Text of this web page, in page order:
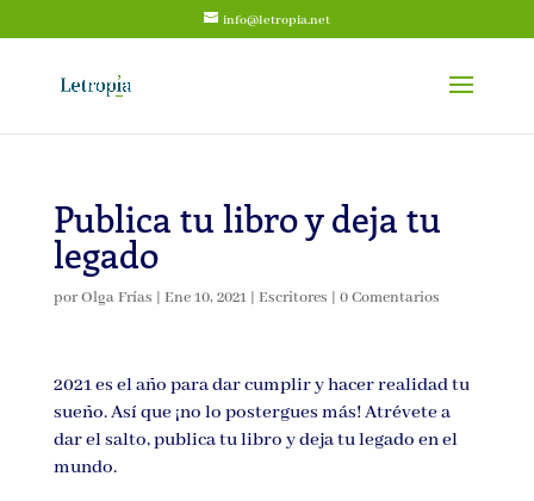
info@letropia.net
Publica tu libro y deja tu
legado
porOlga Frías | Ene 10, 2021| Escritores | 0 Comentarios
2021 es el año para dar cumplir y hacer realidad tu
sueño. Así que ¡no lo postergues más! Atrévete a
dar el salto, publica tu libro y deja tu legado en el
mundo.